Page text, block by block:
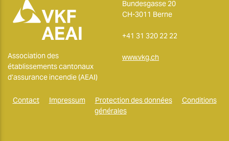
Association des
établissements cantonaux
d’assurance incendie (AEAI)
Bundesgasse 20
CH-3011 Berne
+41 31 320 22 22
www.vkg.ch
Contact Impressum Protection des données
Conditions
générales